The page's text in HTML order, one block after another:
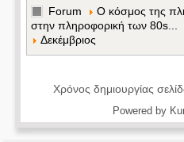
Forum Ο κόσμος της
στην πληροφορική των 80s...
Δεκέμβριος
Χρόνος δημιουργίας
Powered by